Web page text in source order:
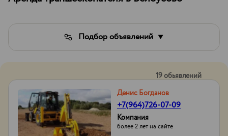
Подбор объявлений
19 обьявлений
Денис Богданов
+7(964)726-07-09
Компания
более 2 лет на сайте